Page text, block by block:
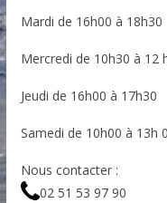
Mardi de 16h00 à 18h30
Mercredi de 10h30 à 12
Jeudi de 16h00 à 17h30
Samedi de 10h00 à 13h
Nous contacter :
02 51 53 97 90